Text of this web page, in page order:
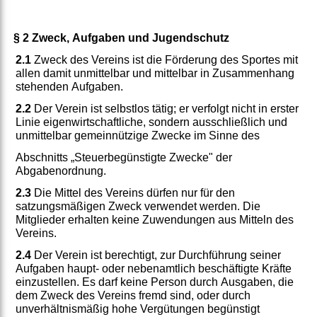
§ 2 Zweck, Aufgaben und Jugendschutz
2.1 Zweck des Vereins ist die Förderung des Sportes mit
allen damit unmittelbar und mittelbar in Zusammenhang
stehenden Aufgaben.
2.2 Der Verein ist selbstlos tätig; er verfolgt nicht in erster
Linie eigenwirtschaftliche, sondern ausschließlich und
unmittelbar gemeinnützige Zwecke im Sinne des
Abschnitts „Steuerbegünstigte Zwecke" der
Abgabenordnung.
2.3 Die Mittel des Vereins dürfen nur für den
satzungsmäßigen Zweck verwendet werden. Die
Mitglieder erhalten keine Zuwendungen aus Mitteln des
Vereins.
2.4 Der Verein ist berechtigt, zur Durchführung seiner
Aufgaben haupt- oder nebenamtlich beschäftigte Kräfte
einzustellen. Es darf keine Person durch Ausgaben, die
dem Zweck des Vereins fremd sind, oder durch
unverhältnismäßig hohe Vergütungen begünstigt